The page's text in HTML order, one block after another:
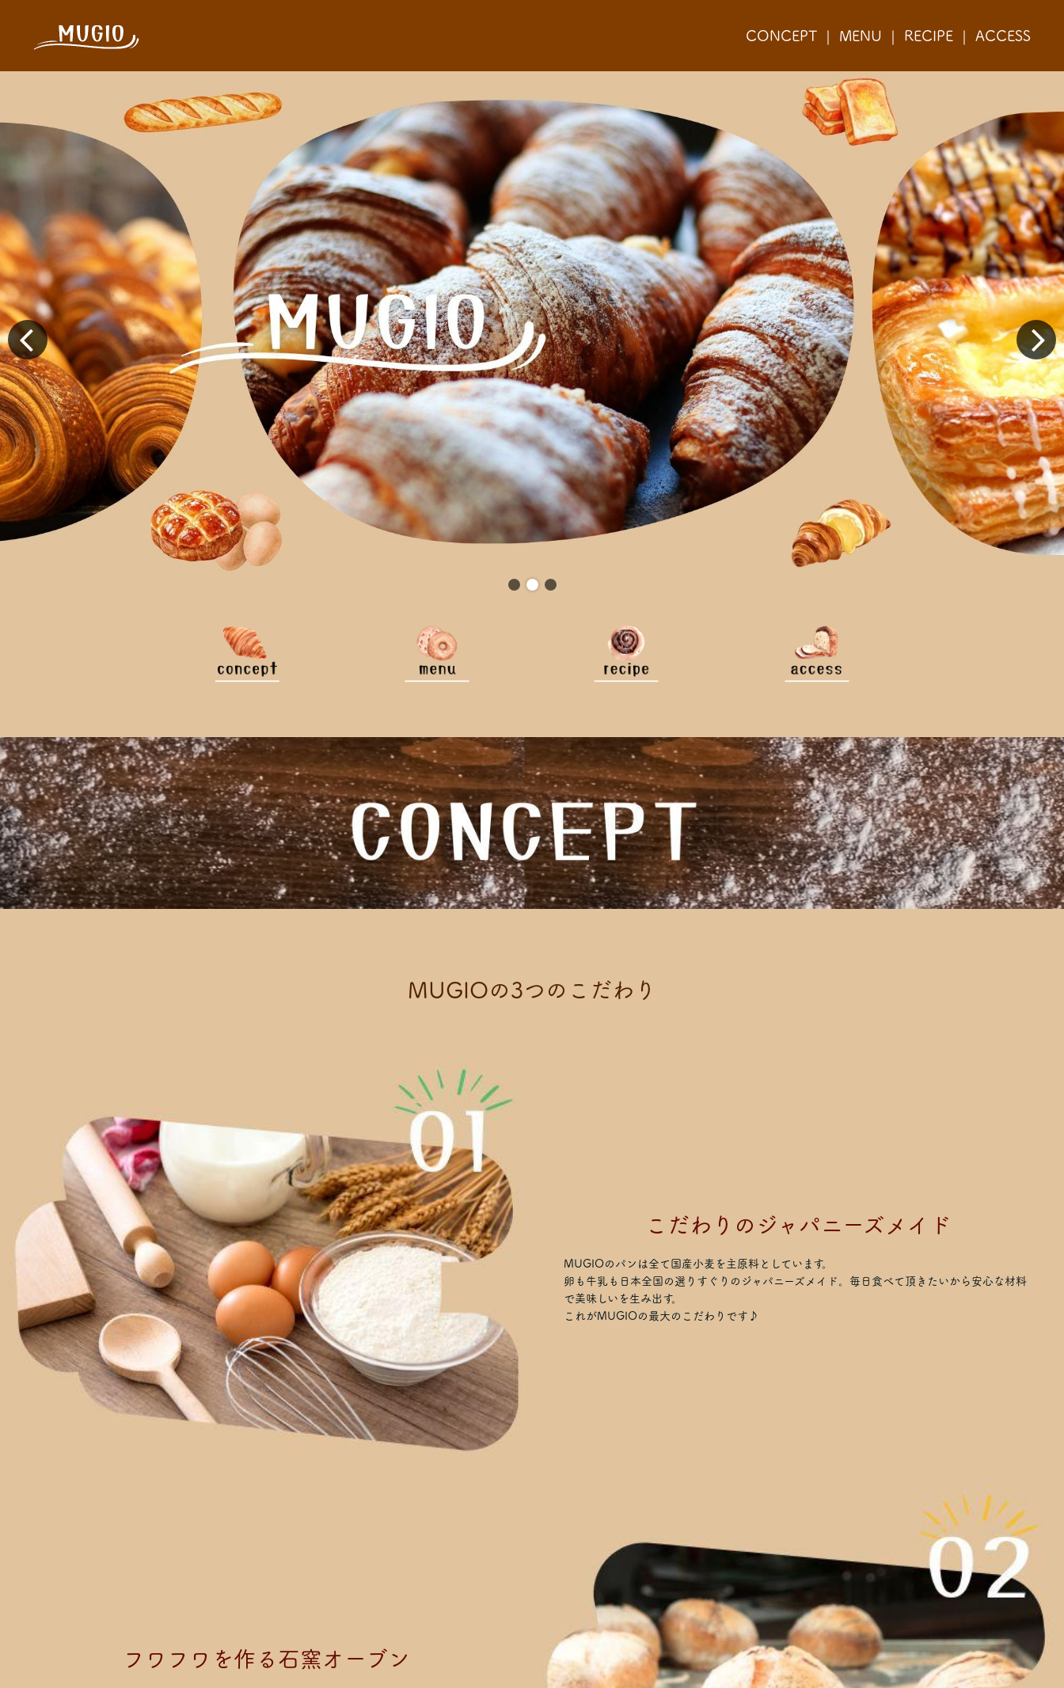
CONCEPT MENU RECIPE ACCESS
MUGIOの3つ の こ だわ り
こだわりのジャパニーズメイド
MUGIOのパンは全て国産小麦を主原料としています。
卵も牛乳も日本全国の選りすぐりのジャパニーズメイド。毎日食べて頂きたいから安心な材料
で美味しいを生み出す。
これがMUGIOの最大のこだわりです♪
フワフワを作る石窯オーブン